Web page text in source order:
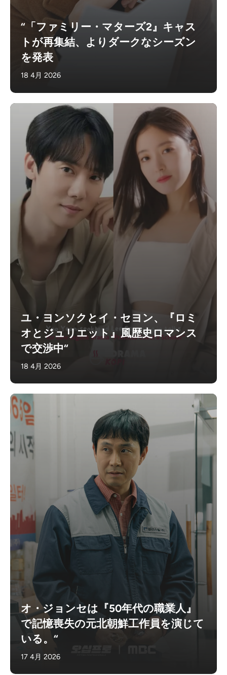
“「ファミリー・マターズ2』キャス
トが再集結、よりダークなシーズン
を発表
18 4月 2026
ユ・ヨンソクとイ・セヨン、『ロミ
オとジュリエット』風歴史ロマンス
で交渉中“
18 4月 2026
オ・ジョンセは『50年代の職業人』
で記憶喪失の元北朝鮮工作員を演じて
いる。“
17 4月 2026